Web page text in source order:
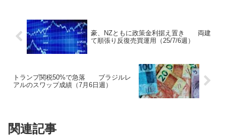
豪、NZともに政策金利据え置き 両建
て順張り反復売買運用（25/7/6週）
トランプ関税50%で急落 ブラジルレ
アルのスワップ成績（7月6日週）
関連記事